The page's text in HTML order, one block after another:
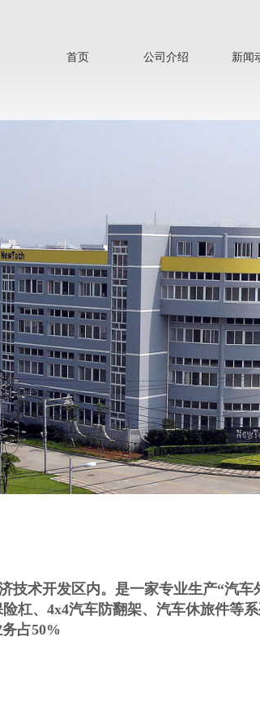
首页 公司介绍 新闻
技术开发区内。是一家专业生产“汽车
杠、4x4汽车防翻架、汽车休旅件等系
占50%